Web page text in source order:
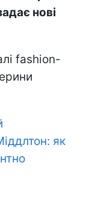
нові
fashion-
як